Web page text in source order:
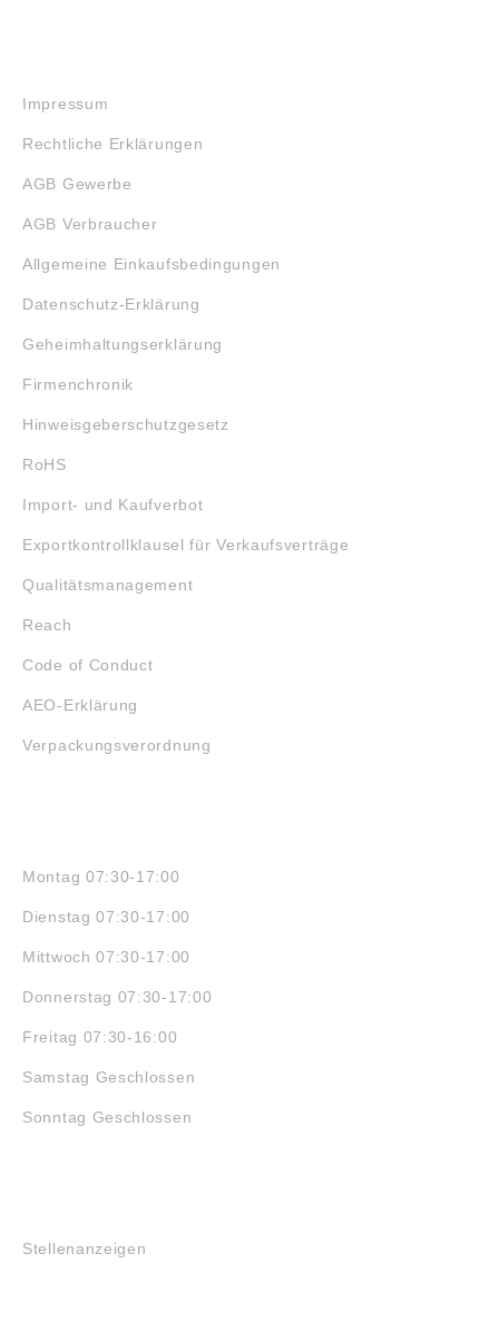
Impressum
Rechtliche Erklärungen
AGB Gewerbe
AGB Verbraucher
Allgemeine Einkaufsbedingungen
Datenschutz-Erklärung
Geheimhaltungserklärung
Firmenchronik
Hinweisgeberschutzgesetz
RoHS
Import- und Kaufverbot
Exportkontrollklausel für Verkaufsverträge
Qualitätsmanagement
Reach
Code of Conduct
AEO-Erklärung
Verpackungsverordnung
Montag 07:30-17:00
Dienstag 07:30-17:00
Mittwoch 07:30-17:00
Donnerstag 07:30-17:00
Freitag 07:30-16:00
Samstag Geschlossen
Sonntag Geschlossen
Stellenanzeigen